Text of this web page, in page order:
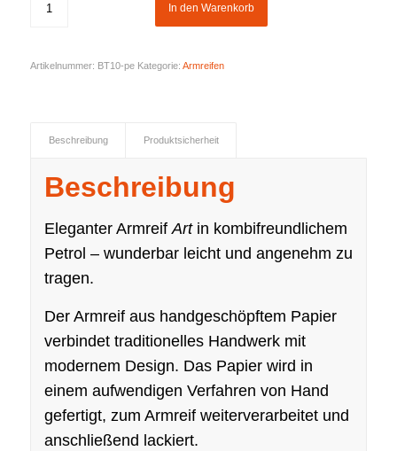
In den Warenkorb
Artikelnummer: BT10-pe Kategorie: Armreifen
Beschreibung Produktsicherheit
Beschreibung
Eleganter ArmreifArtin kombifreundlichem
Petrol – wunderbar leicht und angenehm zu
tragen.
Der Armreif aus handgeschöpftem Papier
verbindet traditionelles Handwerk mit
modernem Design. Das Papier wird in
einem aufwendigen Verfahren von Hand
gefertigt, zum Armreif weiterverarbeitet und
anschließend lackiert.